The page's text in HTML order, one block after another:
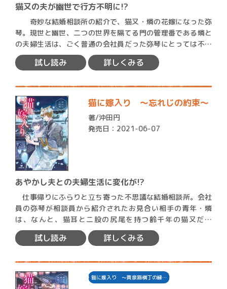
猫又の夫が幽世で行方不明に!?
奇妙な結婚相談所の紹介で、猫又・燐の花嫁になった弥
琴。現世と幽世、二つの世界を隔てる門の管理番である燐と
の夫婦生活は、ごく普通の会社員だった弥琴にとっては不思
議の連続…
試し読み 詳しくみる
猫に嫁入り ～忘れじの約束～
著/沖田円
発売日：2021-06-07
あやかし夫との夫婦生活に変化が!?
仕事帰りにふらりと立ち寄った不思議な結婚相談所。会社
員の弥琴が相談員から紹介されたお見合い相手の青年・燐
は、なんと、猫耳と二股の尻尾を持つ齢千年の猫又だっ
た。 あやかし…
試し読み 詳しくみる
猫に嫁入り ～黄泉路横丁の縁…